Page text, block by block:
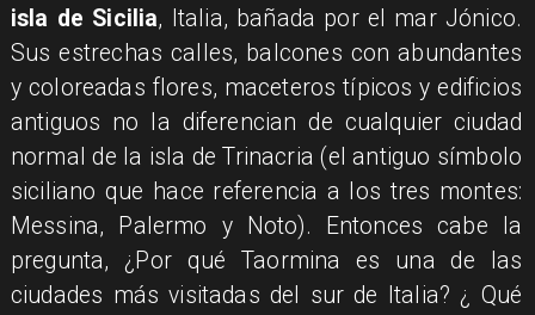
isla de Sicilia, Italia, bañada por el mar Jónico.
Sus estrechas calles, balcones con abundantes
y coloreadas flores, maceteros típicos y edificios
antiguos no la diferencian de cualquier ciudad
normal de la isla de Trinacria (el antiguo símbolo
siciliano que hace referencia a los tres montes:
Messina, Palermo y Noto). Entonces cabe la
pregunta, ¿Por qué Taormina es una de las
ciudades más visitadas del sur de Italia? ¿ Qué